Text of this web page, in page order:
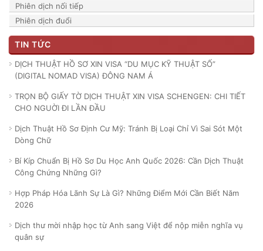
Phiên dịch nối tiếp
Phiên dịch đuổi
TIN TỨC
DỊCH THUẬT HỒ SƠ XIN VISA “DU MỤC KỸ THUẬT SỐ”
(DIGITAL NOMAD VISA) ĐÔNG NAM Á
TRỌN BỘ GIẤY TỜ DỊCH THUẬT XIN VISA SCHENGEN: CHI TIẾT
CHO NGUỜI ĐI LẦN ĐẦU
Dịch Thuật Hồ Sơ Định Cư Mỹ: Tránh Bị Loại Chỉ Vì Sai Sót Một
Dòng Chữ
Bí Kíp Chuẩn Bị Hồ Sơ Du Học Anh Quốc 2026: Cần Dịch Thuật
Công Chứng Những Gì?
Hợp Pháp Hóa Lãnh Sự Là Gì? Những Điểm Mới Cần Biết Năm
2026
Dịch thư mời nhập học từ Anh sang Việt để nộp miễn nghĩa vụ
quân sự